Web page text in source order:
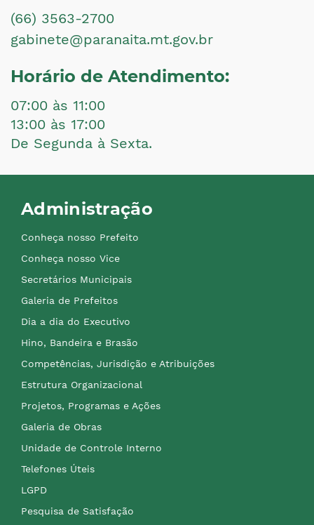
(66) 3563-2700
gabinete@paranaita.mt.gov.br
Horário de Atendimento:
07:00 às 11:00
13:00 às 17:00
De Segunda à Sexta.
Administração
Conheça nosso Prefeito
Conheça nosso Vice
Secretários Municipais
Galeria de Prefeitos
Dia a dia do Executivo
Hino, Bandeira e Brasão
Competências, Jurisdição e Atribuições
Estrutura Organizacional
Projetos, Programas e Ações
Galeria de Obras
Unidade de Controle Interno
Telefones Úteis
LGPD
Pesquisa de Satisfação